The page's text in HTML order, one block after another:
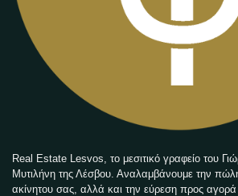
Real Estate Lesvos, το μεσιτικό γραφείο του
Μυτιλήνη της Λέσβου. Αναλαμβάνουμε την
ακίνητου σας, αλλά και την εύρεση προς